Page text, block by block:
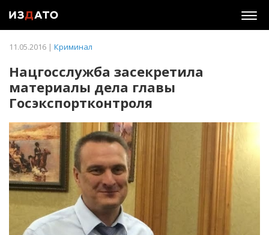
11.05.2016 | Криминал
Нацгосслужба засекретила
материалы дела главы
Госэкспортконтроля